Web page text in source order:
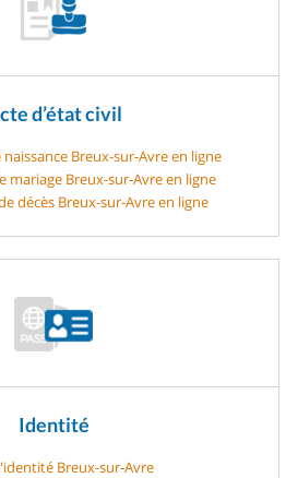
d’état civil
Breux-sur-Avre en ligne
mariage Breux-sur-Avre en ligne
décès Breux-sur-Avre en ligne
Identité
Breux-sur-Avre